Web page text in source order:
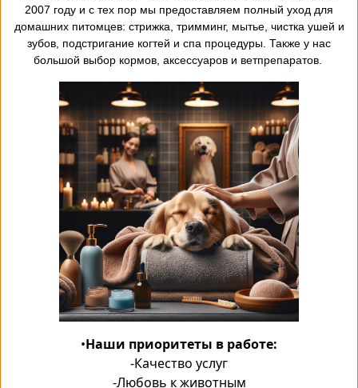
2007 году и с тех пор мы предоставляем полный уход для
домашних питомцев: стрижка, тримминг, мытье, чистка ушей и
зубов, подстригание когтей и спа процедуры. Также у нас
большой выбор кормов, аксессуаров и ветпрепаратов.
•Наши приоритеты в работе:
-Качество услуг
-Любовь к животным